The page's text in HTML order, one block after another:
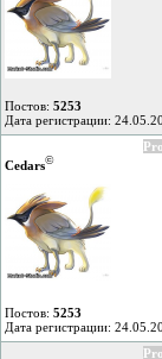
Постов: 5253
Дата регистрации:
Cedars©
Постов: 5253
Дата регистрации: